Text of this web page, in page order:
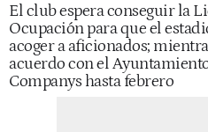
El club espera conseguir la
Ocupación para que el
acoger a aficionados;
acuerdo con el
Companys hasta febrero